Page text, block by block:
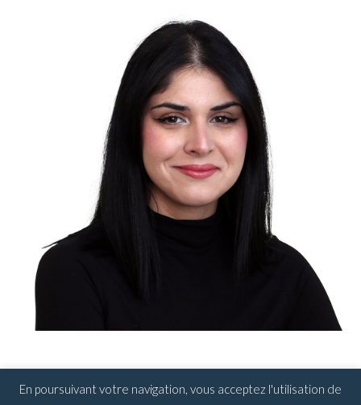
En poursuivant votre navigation, vous acceptez l'utilisation de